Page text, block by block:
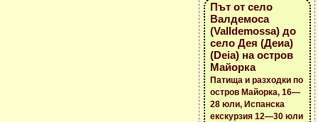
Път от село
Валдемоса
(Valldemossa) до
село Дея (Деиа)
(Deia) на остров
Майорка
Патища и разходки по
остров Майорка, 16—
28 юли, Испанска
екскурзия 12—30 юли